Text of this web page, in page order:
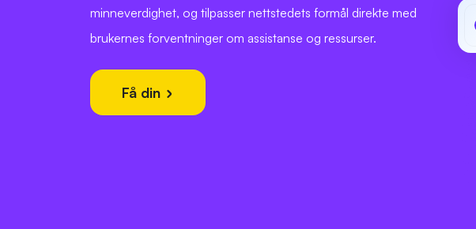
minneverdighet, og tilpasser nettstedets formål direkte med
brukernes forventninger om assistanse og ressurser.
Få din